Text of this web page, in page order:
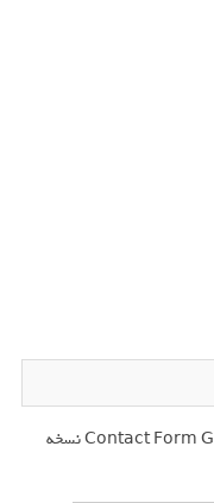
اسکریپت ساخت فرم تماس با ما Contact Form Generator نسخه